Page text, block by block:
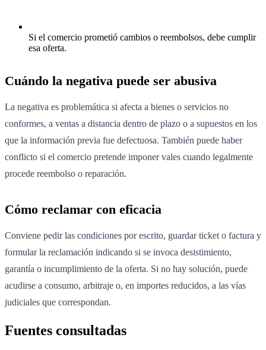
Si el comercio prometió cambios o reembolsos, debe cumplir
esa oferta.
Cuándo la negativa puede ser abusiva
La negativa es problemática si afecta a bienes o servicios no
conformes, a ventas a distancia dentro de plazo o a supuestos en los
que la información previa fue defectuosa. También puede haber
conflicto si el comercio pretende imponer vales cuando legalmente
procede reembolso o reparación.
Cómo reclamar con eficacia
Conviene pedir las condiciones por escrito, guardar ticket o factura y
formular la reclamación indicando si se invoca desistimiento,
garantía o incumplimiento de la oferta. Si no hay solución, puede
acudirse a consumo, arbitraje o, en importes reducidos, a las vías
judiciales que correspondan.
Fuentes consultadas